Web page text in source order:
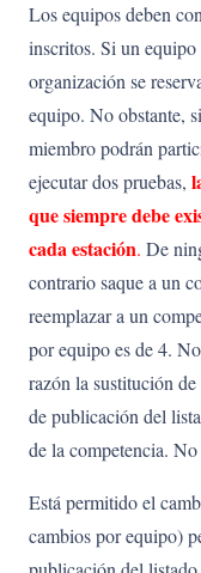
Los equipos deben
inscritos. Si un equipo
organización se
equipo. No obstante,
miembro podrán
ejecutar dos pruebas,
que siempre debe
cada estación. De
contrario saque a un
reemplazar a un
por equipo es de 4.
razón la sustitución
de publicación del
de la competencia.
Está permitido el
cambios por equipo)